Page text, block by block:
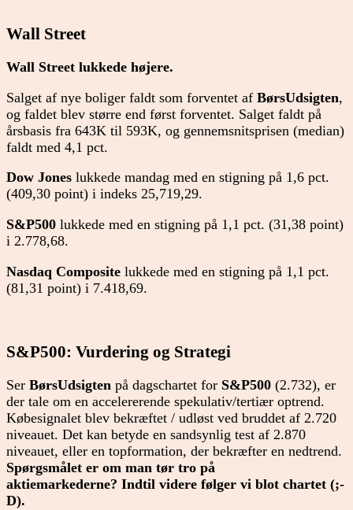
Wall Street
Wall Street lukkede højere.
Salget af nye boliger faldt som forventet af BørsUdsigten,
og faldet blev større end først forventet. Salget faldt på
årsbasis fra 643K til 593K, og gennemsnitsprisen (median)
faldt med 4,1 pct.
Dow Jones lukkede mandag med en stigning på 1,6 pct.
(409,30 point) i indeks 25,719,29.
S&P500 lukkede med en stigning på 1,1 pct. (31,38 point)
i 2.778,68.
Nasdaq Composite lukkede med en stigning på 1,1 pct.
(81,31 point) i 7.418,69.
S&P500: Vurdering og Strategi
Ser BørsUdsigten på dagschartet for S&P500 (2.732), er
der tale om en accelererende spekulativ/tertiær optrend.
Købesignalet blev bekræftet / udløst ved bruddet af 2.720
niveauet. Det kan betyde en sandsynlig test af 2.870
niveauet, eller en topformation, der bekræfter en nedtrend.
Spørgsmålet er om man tør tro på
aktiemarkederne? Indtil videre følger vi blot chartet (;-
D).